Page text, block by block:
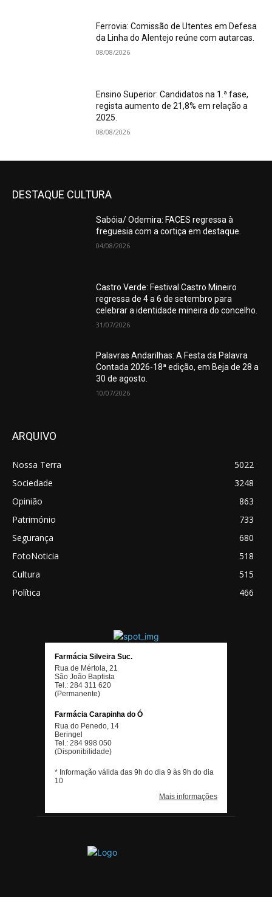
Ferrovia: Comissão de Utentes em Defesa
da Linha do Alentejo reúne com autarcas.
08/08/2026
Ensino Superior: Candidatos na 1.ª fase,
regista aumento de 21,8% em relação a
2025.
08/08/2026
DESTAQUE CULTURA
Sabóia/ Odemira: FACES regressa à
freguesia com a cortiça em destaque.
04/08/2026
Castro Verde: Festival Castro Mineiro
regressa de 4 a 6 de setembro para
celebrar a identidade mineira do concelho.
31/07/2026
Palavras Andarilhas: A Festa da Palavra
Contada 2026-18ª edição, em Beja de 28 a
30 de agosto.
10/07/2026
ARQUIVO
Nossa Terra
5022
Sociedade
3248
Opinião
863
Património
733
Segurança
680
FotoNoticia
518
Cultura
515
Política
466